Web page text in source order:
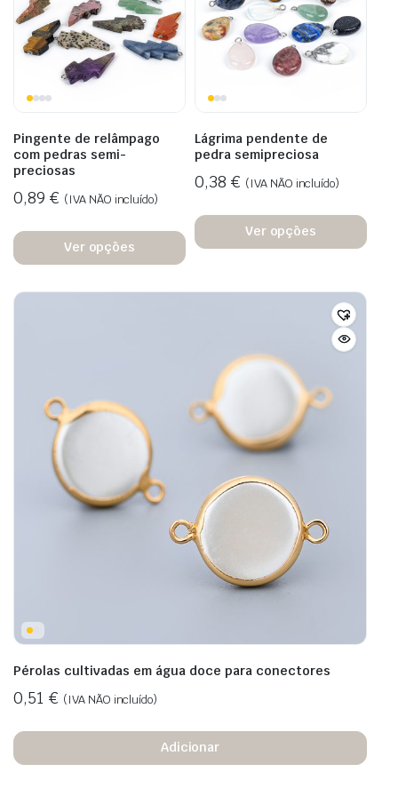
Pingente de relâmpago
com pedras semi-
preciosas
0,89 € (IVA NÃO incluído)
Ver opções
Lágrima pendente de
pedra semipreciosa
0,38 € (IVA NÃO incluído)
Ver opções
Pérolas cultivadas em água doce para conectores
0,51 € (IVA NÃO incluído)
Adicionar